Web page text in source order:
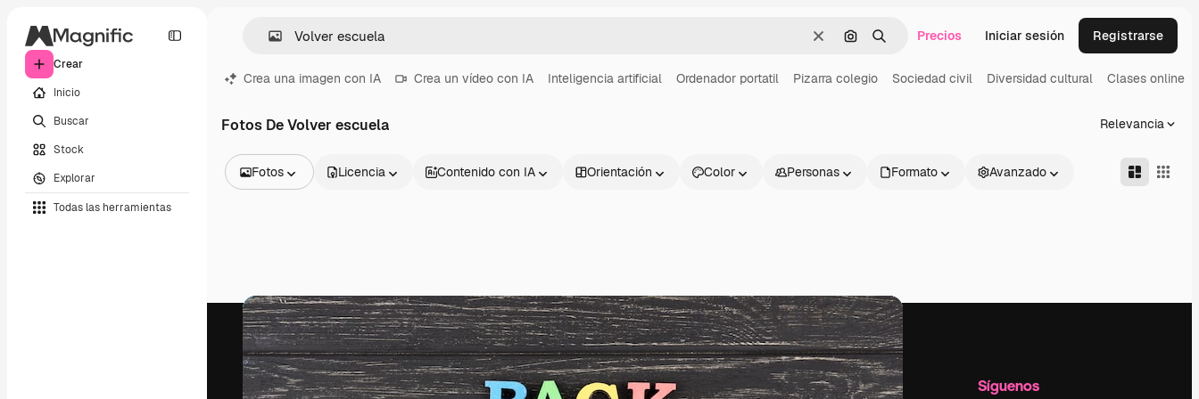
Crear
Inicio
Buscar
Stock
Explorar
Todas las herramientas
BorrarBuscar por imagen
BuscarPrecios Iniciar sesión Registrarse
Crea una imagen con IA Crea un vídeo con IA Inteligencia artificial Ordenador portatil Pizarra colegio Sociedad civil Diversidad cultural Clases online
Fotos De Volver escuela Relevancia
Fotos
Vídeos
Clips de vídeo
Motion graphics
Plantillas de vídeos
Iconos
Modelos 3D
Fuentes
Licencia Contenido con IA Orientación Color Personas Formato Avanzado
Productos Información útil Empresa Síguenos